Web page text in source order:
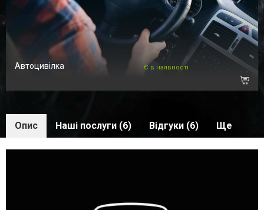
Автоцивілка Є в наявності
Опис Наші послуги (6) Відгуки (6) Ще